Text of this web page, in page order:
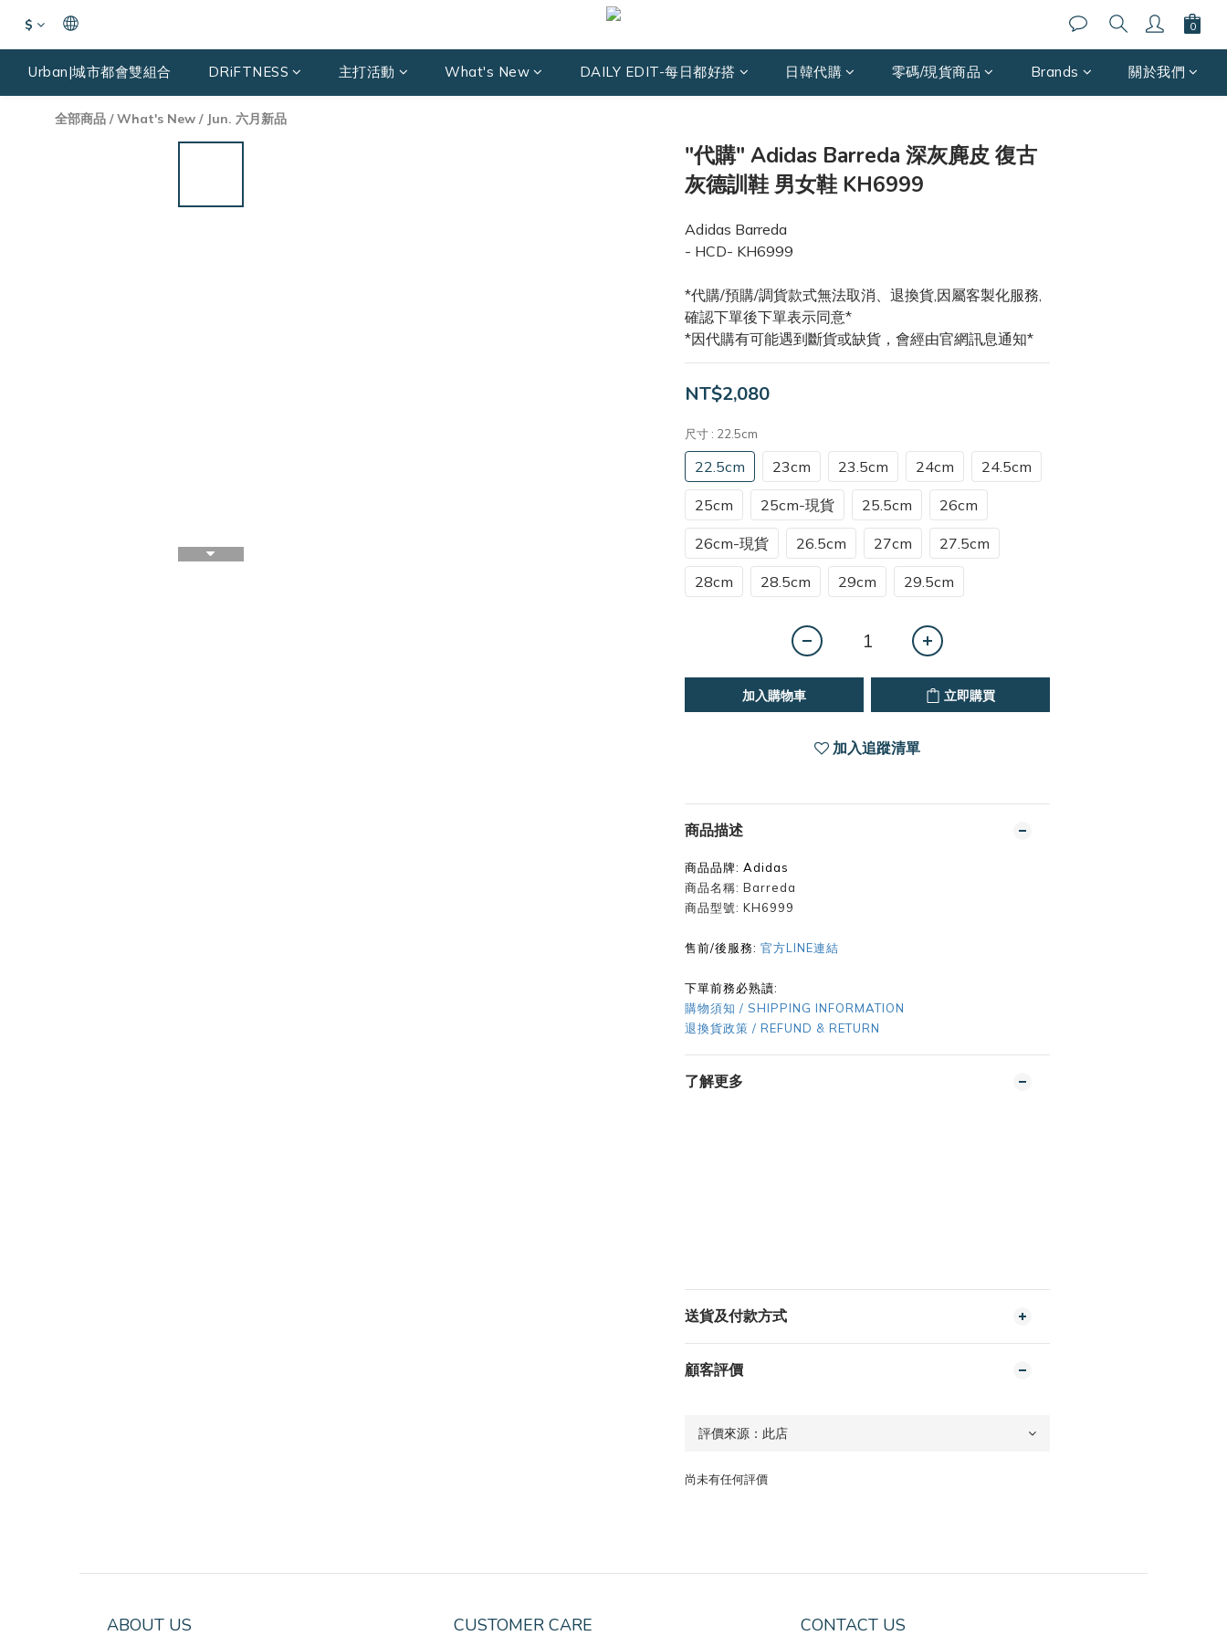
$
Urban|城市都會雙組合 DRiFTNESS 主打活動 What's New DAILY EDIT-每日都好搭 日韓代購 零碼/現貨商品 Brands 關於我們
全部商品 /What's New / Jun. 六月新品
"代購" Adidas Barreda 深灰麂皮 復古
灰德訓鞋 男女鞋 KH6999
Adidas Barreda
- HCD- KH6999
*代購/預購/調貨款式無法取消、退換貨,因屬客製化服務,
確認下單後下單表示同意*
*因代購有可能遇到斷貨或缺貨，會經由官網訊息通知*
NT$2,080
尺寸 : 22.5cm
22.5cm 23cm 23.5cm 24cm 24.5cm
25cm 25cm-現貨 25.5cm 26cm
26cm-現貨 26.5cm 27cm 27.5cm
28cm 28.5cm 29cm 29.5cm
加入購物車 立即購買
加入追蹤清單
商品描述
商品品牌: Adidas
商品名稱: Barreda
商品型號: KH6999
售前/後服務: 官方LINE連結
下單前務必熟讀:
購物須知 / SHIPPING INFORMATION
退換貨政策 / REFUND & RETURN
了解更多
送貨及付款方式
顧客評價
尚未有任何評價
ABOUT US CUSTOMER CARE CONTACT US